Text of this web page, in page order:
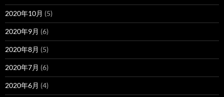
2020年10月 (5)
2020年9月 (6)
2020年8月 (5)
2020年7月 (6)
2020年6月 (4)